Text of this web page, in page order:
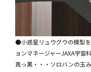
●小惑星リュウグウの模型
ョンマネージャーJAXA宇宙
真っ黒・・・ソロバンの玉